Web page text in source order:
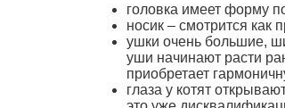
головка имеет форму
носик – смотрится как
ушки очень большие,
уши начинают расти
приобретает
глаза у котят